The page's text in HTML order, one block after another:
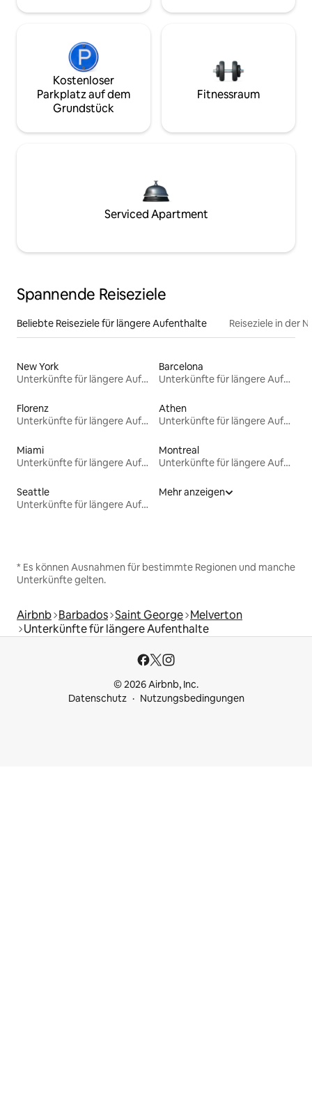
Kostenloser
Parkplatz auf dem
Grundstück
Fitnessraum
Serviced Apartment
Spannende Reiseziele
Beliebte Reiseziele für längere Aufenthalte Reiseziele in der
New York
Unterkünfte für längere Aufenthalte
Barcelona
Unterkünfte für längere Aufenthalte
Florenz
Unterkünfte für längere Aufenthalte
Athen
Unterkünfte für längere Aufenthalte
Miami
Unterkünfte für längere Aufenthalte
Montreal
Unterkünfte für längere Aufenthalte
Seattle
Unterkünfte für längere Aufenthalte
Mehr anzeigen
* Es können Ausnahmen für bestimmte Regionen und manche
Unterkünfte gelten.
Airbnb Barbados Saint George Melverton
Unterkünfte für längere Aufenthalte
© 2026 Airbnb, Inc.
Datenschutz
Nutzungsbedingungen